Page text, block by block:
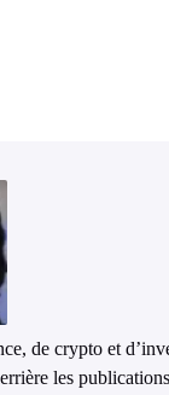
de crypto et
les